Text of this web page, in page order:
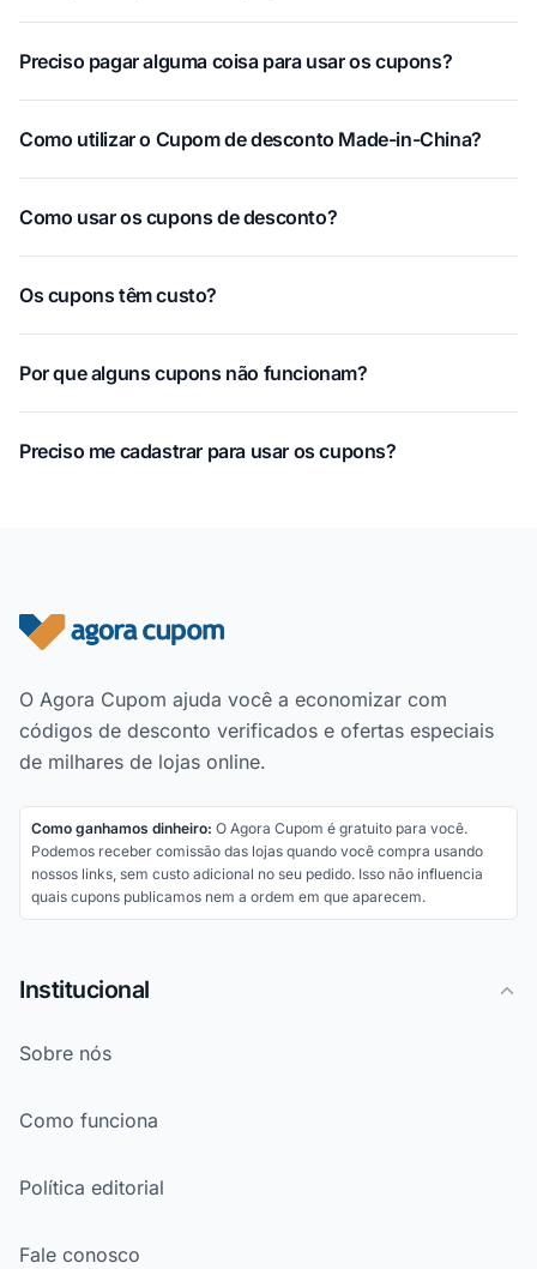
Preciso pagar alguma coisa para usar os cupons?
Como utilizar o Cupom de desconto Made-in-China?
Como usar os cupons de desconto?
Os cupons têm custo?
Por que alguns cupons não funcionam?
Preciso me cadastrar para usar os cupons?
Rodapé do site
O Agora Cupom ajuda você a economizar com
códigos de desconto verificados e ofertas especiais
de milhares de lojas online.
Como ganhamos dinheiro: O Agora Cupom é gratuito para você.
Podemos receber comissão das lojas quando você compra usando
nossos links, sem custo adicional no seu pedido. Isso não influencia
quais cupons publicamos nem a ordem em que aparecem.
Institucional
Sobre nós
Como funciona
Política editorial
Fale conosco